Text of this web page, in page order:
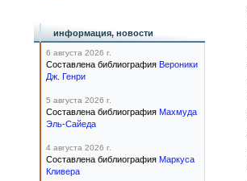
информация, новости
6 августа 2026 г.
Составлена библиография Вероники
Дж. Генри
5 августа 2026 г.
Составлена библиография Махмуда
Эль-Сайеда
4 августа 2026 г.
Составлена библиография Маркуса
Кливера